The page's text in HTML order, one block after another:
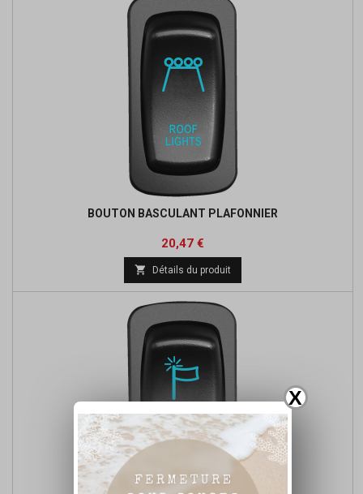
X
BOUTON BASCULANT PLAFONNIER
Prix
20,47 €
base
 Détails du produit